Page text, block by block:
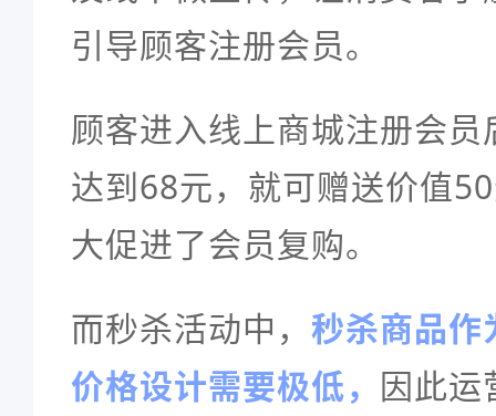
引导顾客注册会员。
顾客进入线上商城注册会
达到68元，就可赠送价值
大促进了会员复购。
而秒杀活动中， 秒杀商品作
价格设计需要极低， 因此运